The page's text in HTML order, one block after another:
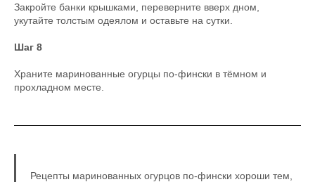
Закройте банки крышками, переверните вверх дном,
укутайте толстым одеялом и оставьте на сутки.
Шаг 8
Храните маринованные огурцы по-фински в тёмном и
прохладном месте.
Рецепты маринованных огурцов по-фински хороши тем,